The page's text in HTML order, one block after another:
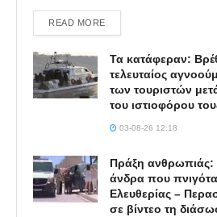
READ MOREDETAILS
Τα κατάφεραν:
τελευταίος
των τουριστών
του ιστιοφόρου
03-08-26 12:18
Πράξη ανθρωπιάς:
άνδρα που
Ελευθερίας –
σε βίντεο τη